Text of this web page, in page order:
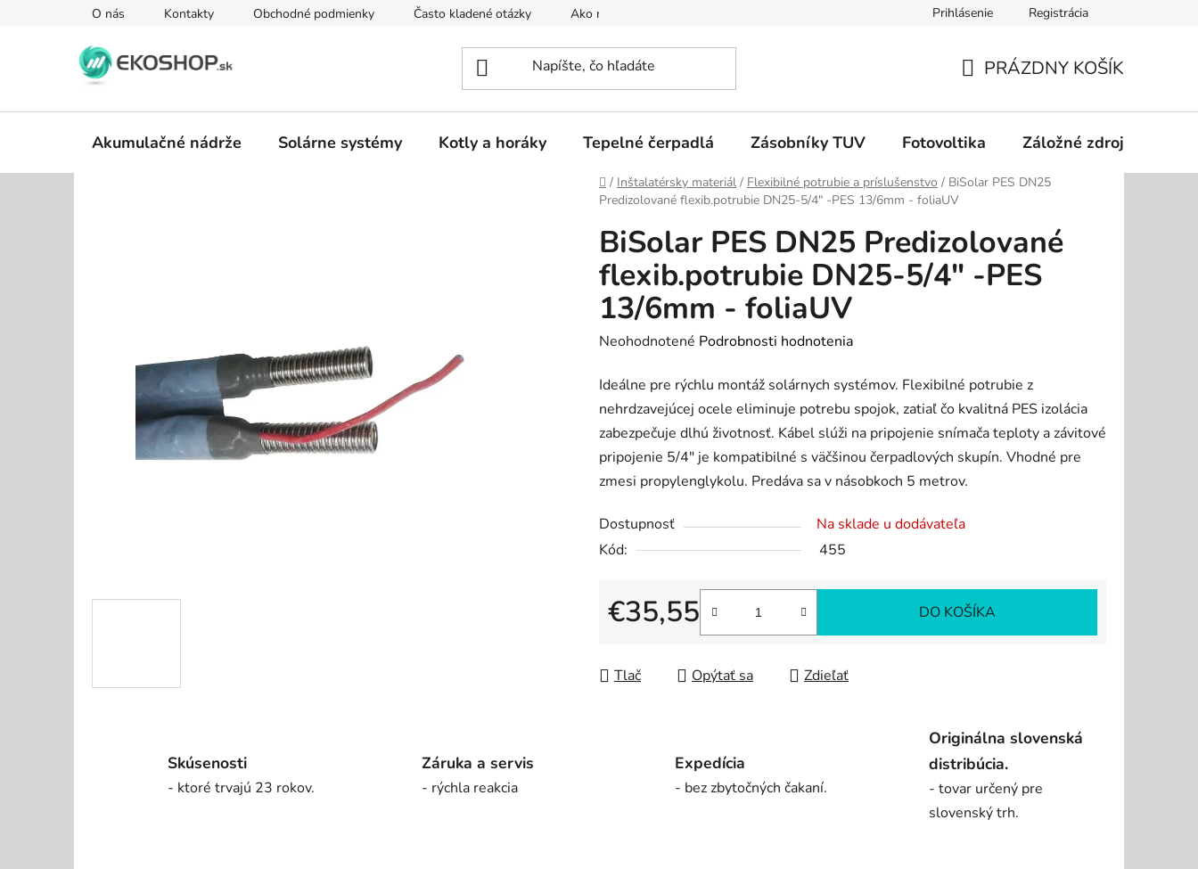
O nás Kontakty Obchodné podmienky Často kladené otázky Ako nakupovať Podmienky ochrany osobných údajov
Prihlásenie Registrácia
KOŠÍK
PRÁZDNY KOŠÍK
Akumulačné nádrže Solárne systémy Kotly a horáky Tepelné čerpadlá Zásobníky TUV Fotovoltika Záložné zdroje
Domov
/ Inštalatérsky materiál / Flexibilné potrubie a príslušenstvo / BiSolar PES DN25
Predizolované flexib.potrubie DN25-5/4" -PES 13/6mm - foliaUV
BiSolar PES DN25 Predizolované
flexib.potrubie DN25-5/4" -PES
13/6mm - foliaUV
Priemerné
produktu
je
0,0
z
5
Neohodnotené Podrobnosti hodnotenia
Ideálne pre rýchlu montáž solárnych systémov. Flexibilné potrubie z
nehrdzavejúcej ocele eliminuje potrebu spojok, zatiaľ čo kvalitná PES izolácia
zabezpečuje dlhú životnosť. Kábel slúži na pripojenie snímača teploty a závitové
pripojenie 5/4" je kompatibilné s väčšinou čerpadlových skupín. Vhodné pre
zmesi propylenglykolu. Predáva sa v násobkoch 5 metrov.
Dostupnosť
Na sklade u dodávateľa
Kód:
455
€35,55
Jednotková cena:
DO KOŠÍKA
Tlač Opýtať sa Zdieľať
Skúsenosti
- ktoré trvajú 23 rokov.
Záruka a servis
- rýchla reakcia
Expedícia
- bez zbytočných čakaní.
Originálna slovenská
distribúcia.
- tovar určený pre
slovenský trh.